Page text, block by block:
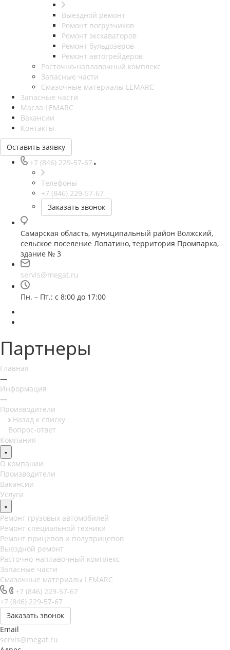
Выездной ремонт
Ремонт погрузчиков
Ремонт экскаваторов
Ремонт бульдозеров
Ремонт автогрейдеров
Расточно-наплавочный комплекс
Запасные части
Смазочные материалы LEMARC
Запасные части
Масла LEMARC
Вакансии
Контакты
Оставить заявку
+7 (846) 229-57-67
Телефоны
+7 (846) 229-57-67
Заказать звонок
Самарская область, муниципальный район Волжский,
сельское поселение Лопатино, территория Промпарка,
здание № 3
servis@megat.ru
Пн. – Пт.: с 8:00 до 17:00
Партнеры
Главная
—
Информация
—
Производители
Назад к списку
Вопрос-ответ
Компания
О компании
Производители
Вакансии
Услуги
Ремонт грузовых автомобилей
Ремонт специальной техники
Ремонт прицепов и полуприцепов
Выездной ремонт
Расточно-наплавочный комплекс
Запасные части
Смазочные материалы LEMARC
+7 (846) 229-57-67
+7 (846) 229-57-67
Заказать звонок
Email
servis@megat.ru